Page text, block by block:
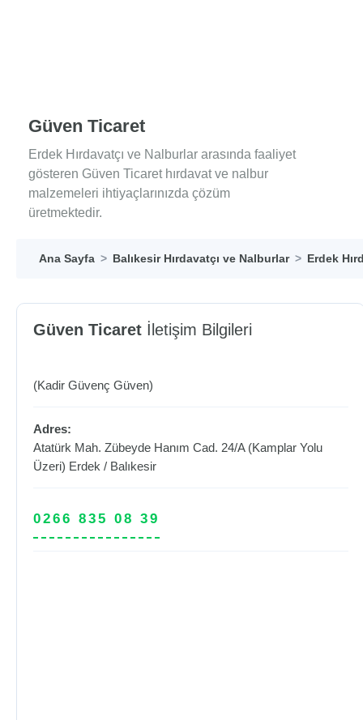
Güven Ticaret
Erdek Hırdavatçı ve Nalburlar arasında faaliyet
gösteren Güven Ticaret hırdavat ve nalbur
malzemeleri ihtiyaçlarınızda çözüm
üretmektedir.
Ana Sayfa Balıkesir Hırdavatçı ve Nalburlar Erdek
Güven Ticaret İletişim Bilgileri
(Kadir Güvenç Güven)
Adres:
Atatürk Mah. Zübeyde Hanım Cad. 24/A (Kamplar Yolu
Üzeri) Erdek / Balıkesir
0266 835 08 39